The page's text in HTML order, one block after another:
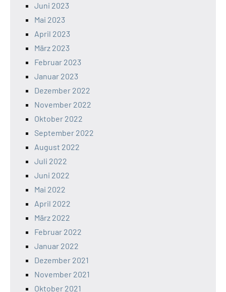
Juni 2023
Mai 2023
April 2023
März 2023
Februar 2023
Januar 2023
Dezember 2022
November 2022
Oktober 2022
September 2022
August 2022
Juli 2022
Juni 2022
Mai 2022
April 2022
März 2022
Februar 2022
Januar 2022
Dezember 2021
November 2021
Oktober 2021